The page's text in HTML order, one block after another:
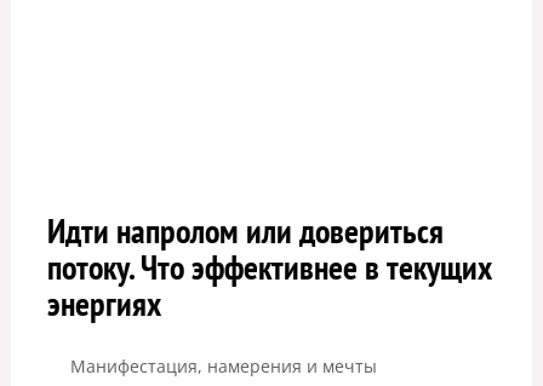
Идти напролом или довериться
потоку. Что эффективнее в текущих
энергиях
Манифестация, намерения и мечты